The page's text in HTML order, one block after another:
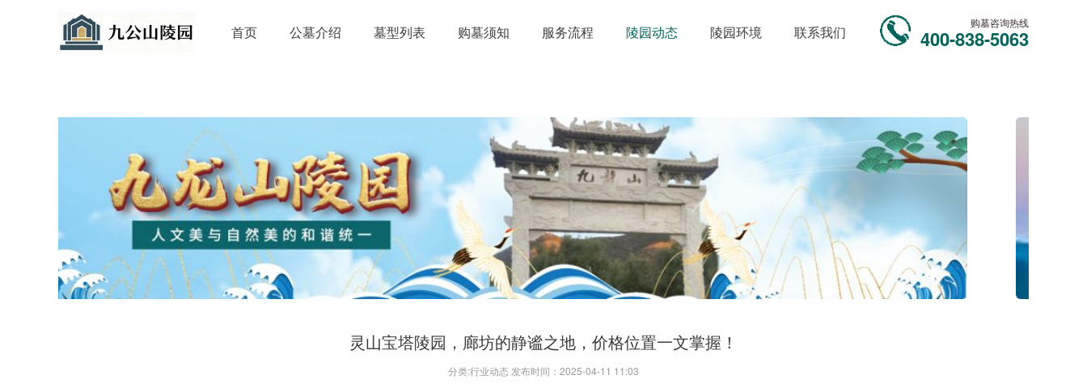
首页 公墓介绍 墓型列表 购墓须知 服务流程 陵园动态 陵园环境 联系我们
购墓咨询热线
400-838-5063
灵山宝塔陵园，廊坊的静谧之地，价格位置一文掌握！
分类:行业动态 发布时间：2025-04-11 11:03